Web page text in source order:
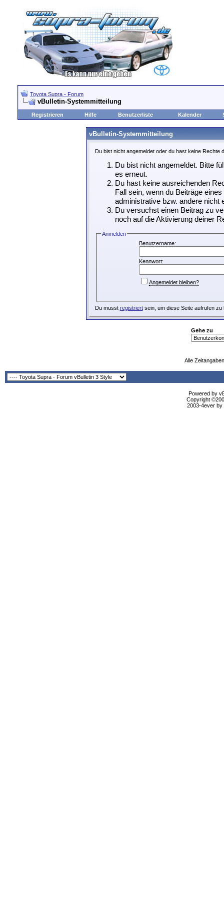
Toyota Supra - Forum
vBulletin-Systemmitteilung
Registrieren Hilfe Benutzerliste Kalender
vBulletin-Systemmitteilung
Du bist nicht angemeldet oder du hast keine Rechte
Du bist nicht angemeldet. Bitte
es erneut.
Du hast keine ausreichenden
Fall sein, wenn du Beiträge
administrative bzw. andere nicht
Du versuchst einen Beitrag zu
noch auf die Aktivierung deiner
Anmelden
Benutzername:
Kennwort:
Angemeldet bleiben?
Du musst registriertsein, um diese Seite aufrufen zu
Gehe zu
Alle
Powered by
Copyright
2003-4ever by